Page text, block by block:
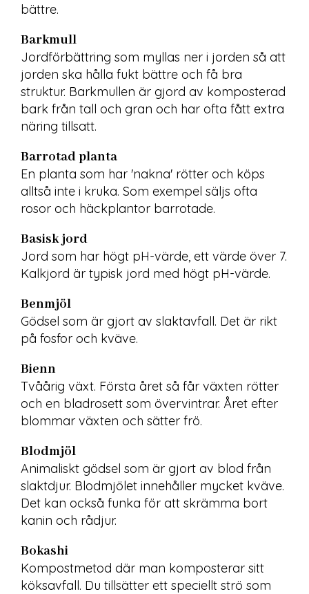
bättre.
Barkmull
Jordförbättring som myllas ner i jorden så att
jorden ska hålla fukt bättre och få bra
struktur. Barkmullen är gjord av komposterad
bark från tall och gran och har ofta fått extra
näring tillsatt.
Barrotad planta
En planta som har 'nakna' rötter och köps
alltså inte i kruka. Som exempel säljs ofta
rosor och häckplantor barrotade.
Basisk jord
Jord som har högt pH-värde, ett värde över 7.
Kalkjord är typisk jord med högt pH-värde.
Benmjöl
Gödsel som är gjort av slaktavfall. Det är rikt
på fosfor och kväve.
Bienn
Tvåårig växt. Första året så får växten rötter
och en bladrosett som övervintrar. Året efter
blommar växten och sätter frö.
Blodmjöl
Animaliskt gödsel som är gjort av blod från
slaktdjur. Blodmjölet innehåller mycket kväve.
Det kan också funka för att skrämma bort
kanin och rådjur.
Bokashi
Kompostmetod där man komposterar sitt
köksavfall. Du tillsätter ett speciellt strö som